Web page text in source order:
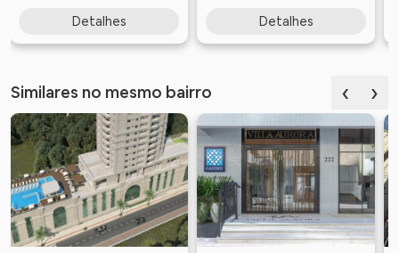
Detalhes Detalhes
Similares no mesmo bairro ‹ ›